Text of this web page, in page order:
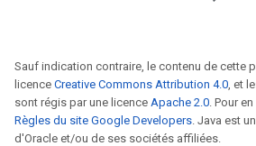
Sauf indication contraire, le contenu de cette
licence Creative Commons Attribution 4.0, et
sont régis par une licence Apache 2.0. Pour
Règles du site Google Developers. Java est
d'Oracle et/ou de ses sociétés affiliées.